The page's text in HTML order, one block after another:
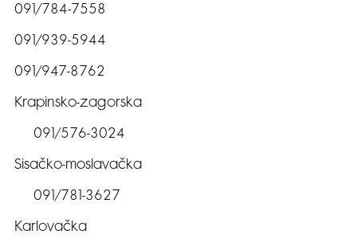
091/784-7558
091/939-5944
091/947-8762
Krapinsko-zagorska
091/576-3024
Sisačko-moslavačka
091/781-3627
Karlovačka